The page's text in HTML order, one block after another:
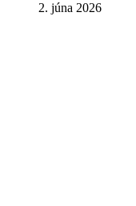
2. júna 2026